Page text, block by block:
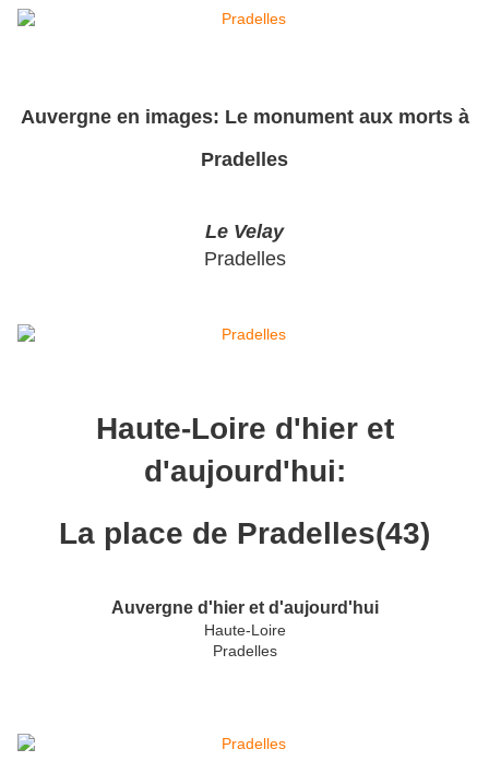
Auvergne en images: Le monument aux morts à
Pradelles
Le Velay
Pradelles
Haute-Loire d'hier et
d'aujourd'hui:
La place de Pradelles(43)
Auvergne d'hier et d'aujourd'hui
Haute-Loire
Pradelles